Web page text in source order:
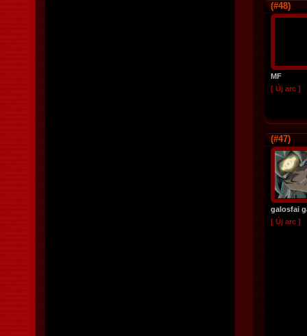
(#48)
MF
[ Új arc ]
(#47)
galosfai
[ Új arc ]